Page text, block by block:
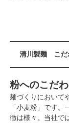
清川製麺 こだ
粉へのこだわ
麺づくりにおいて
「小麦粉」です
徴は様々。当社で